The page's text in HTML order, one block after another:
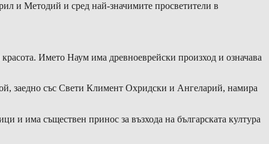
и Методий и сред най-значимите просветители в
Името Наум има древноеврейски произход и означава
заедно със Свети Климент Охридски и Ангеларий, намира
и има съществен принос за възхода на българската култура